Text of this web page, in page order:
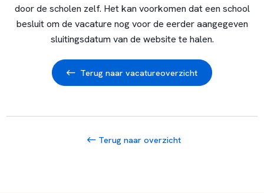
door de scholen zelf. Het kan voorkomen dat een school
besluit om de vacature nog voor de eerder aangegeven
sluitingsdatum van de website te halen.
Terug naar vacatureoverzicht
Terug naar overzicht